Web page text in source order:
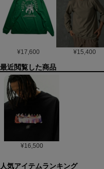
¥17,600 ¥15,400
最近閲覧した商品
¥16,500